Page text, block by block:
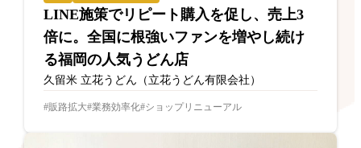
LINE施策でリピート購入を促し、売上3
倍に。全国に根強いファンを増やし続け
る福岡の人気うどん店
久留米 立花うどん（立花うどん有限会社）
販路拡大 業務効率化 ショップリニューアル